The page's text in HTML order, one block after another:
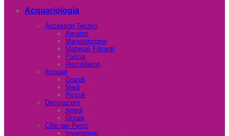
Acquariologia
Accessori Tecnici
Aeratori
Manutenzione
Materiali Filtranti
Pulizia
Riscaldatori
Acquari
Grandi
Medi
Piccoli
Decorazioni
Arredi
Ghiaia
Cibo per Pesci
Invertebrati